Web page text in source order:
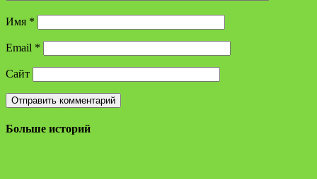
Имя *
Email *
Сайт
Больше историй